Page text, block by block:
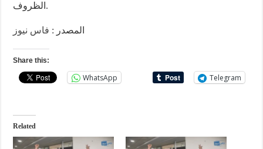
الظروف.
المصدر : فاس نيوز
Share this:
WhatsApp Telegram
Related